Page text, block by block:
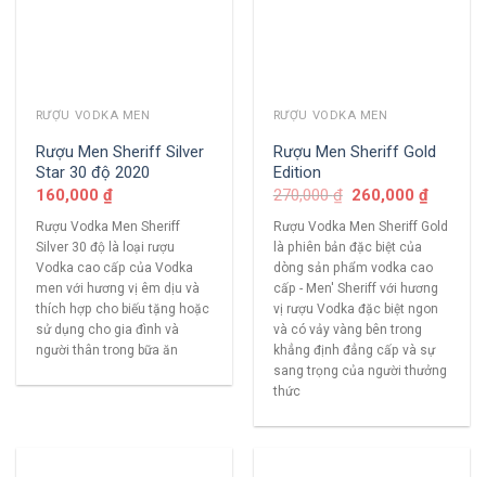
RƯỢU VODKA MEN
Rượu Men Sheriff Silver
Star 30 độ 2020
160,000 ₫
Rượu Vodka Men Sheriff
Silver 30 độ là loại rượu
Vodka cao cấp của Vodka
men với hương vị êm dịu và
thích hợp cho biếu tặng hoặc
sử dụng cho gia đình và
người thân trong bữa ăn
RƯỢU VODKA MEN
Rượu Men Sheriff Gold
Edition
270,000₫ 260,000₫
Rượu Vodka Men Sheriff Gold
là phiên bản đặc biệt của
dòng sản phẩm vodka cao
cấp - Men' Sheriff với hương
vị rượu Vodka đặc biệt ngon
và có vảy vàng bên trong
khẳng định đẳng cấp và sự
sang trọng của người thưởng
thức